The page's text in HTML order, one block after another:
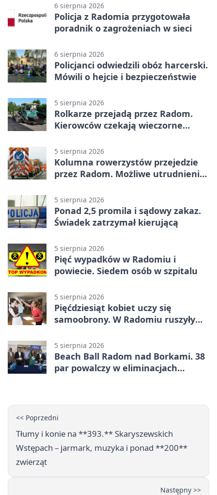
6 sierpnia 2026
Policja z Radomia przygotowała
poradnik o zagrożeniach w sieci
6 sierpnia 2026
Policjanci odwiedzili obóz harcerski.
Mówili o hejcie i bezpieczeństwie
5 sierpnia 2026
Rolkarze przejadą przez Radom.
Kierowców czekają wieczorne
5 sierpnia 2026
Kolumna rowerzystów przejedzie
przez Radom. Możliwe utrudnienia
5 sierpnia 2026
Ponad 2,5 promila i sądowy zakaz.
Świadek zatrzymał kierującą
5 sierpnia 2026
Pięć wypadków w Radomiu i
powiecie. Siedem osób w szpitalu
5 sierpnia 2026
Pięćdziesiąt kobiet uczy się
samoobrony. W Radomiu ruszyły
5 sierpnia 2026
Beach Ball Radom nad Borkami. 38
par powalczy w eliminacjach
<< Poprzedni
Tłumy i konie na **393.** Skaryszewskich
Wstępach – jarmark, muzyka i ponad **200**
zwierząt
Następny >>